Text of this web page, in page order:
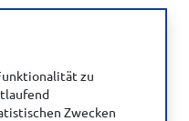
zu
Zwecken